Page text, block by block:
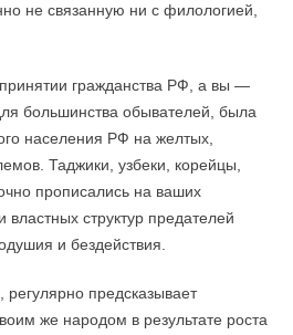
не связанную ни с филологией,
гражданства РФ, а вы —
большинства обывателей, была
населения РФ на желтых,
Таджики, узбеки, корейцы,
прописались на ваших
властных структур предателей
и бездействия.
предсказывает
же народом в результате роста